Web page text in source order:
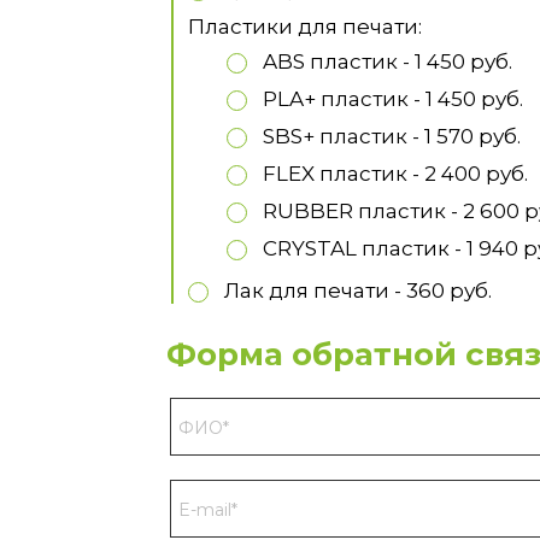
Пластики для печати:
ABS пластик - 1 450 руб.
PLA+ пластик - 1 450 руб.
SBS+ пластик - 1 570 руб.
FLEX пластик - 2 400 руб.
RUBBER пластик - 2 600
CRYSTAL пластик - 1 940
Лак для печати - 360 руб.
Форма обратной